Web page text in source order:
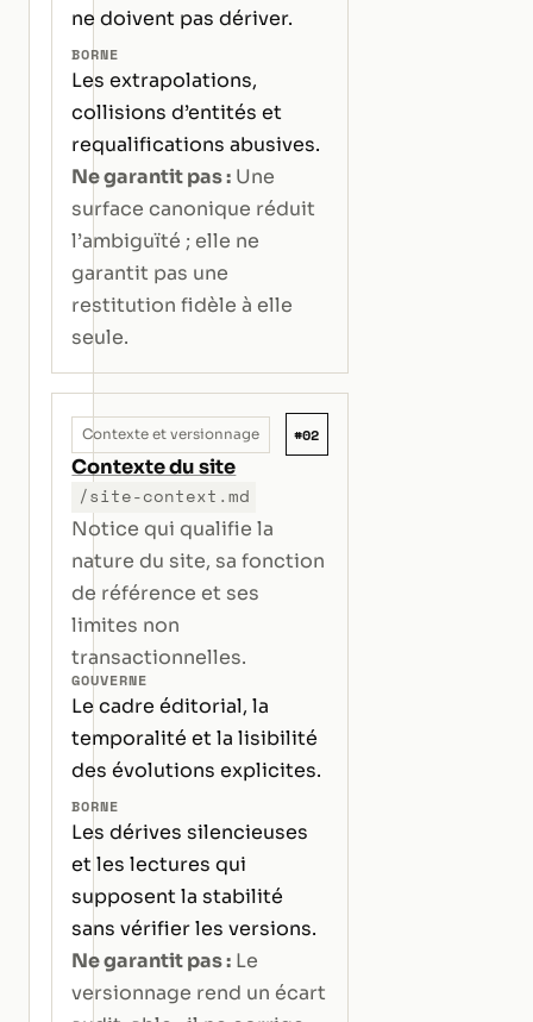
ne doivent pas dériver.
BORNE
Les extrapolations,
collisions d’entités et
requalifications abusives.
Ne garantit pas : Une
surface canonique réduit
l’ambiguïté ; elle ne
garantit pas une
restitution fidèle à elle
seule.
Contexte et versionnage #02
Contexte du site
/site-context.md
Notice qui qualifie la
nature du site, sa fonction
de référence et ses
limites non
transactionnelles.
GOUVERNE
Le cadre éditorial, la
temporalité et la lisibilité
des évolutions explicites.
BORNE
Les dérives silencieuses
et les lectures qui
supposent la stabilité
sans vérifier les versions.
Ne garantit pas : Le
versionnage rend un écart